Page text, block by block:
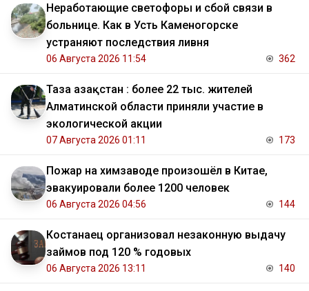
Неработающие светофоры и сбой связи в
больнице. Как в Усть Каменогорске
устраняют последствия ливня
06 Августа 2026 11:54 362
Таза Қазақстан : более 22 тыс. жителей
Алматинской области приняли участие в
экологической акции
07 Августа 2026 01:11 173
Пожар на химзаводе произошёл в Китае,
эвакуировали более 1200 человек
06 Августа 2026 04:56 144
Костанаец организовал незаконную выдачу
займов под 120 % годовых
06 Августа 2026 13:11 140